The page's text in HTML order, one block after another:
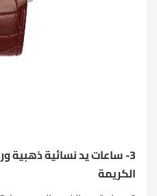
3- ساعات يد نسائية ذهبية
الكريمة